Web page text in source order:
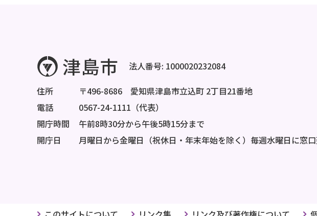
法人番号: 1000020232084
住所
〒496-8686 愛知県津島市立込町 2丁目21番地
電話
0567-24-1111（代表）
開庁時間
午前8時30分から午後5時15分まで
開庁日
月曜日から金曜日（祝休日・年末年始を除く）毎週水曜日に窓